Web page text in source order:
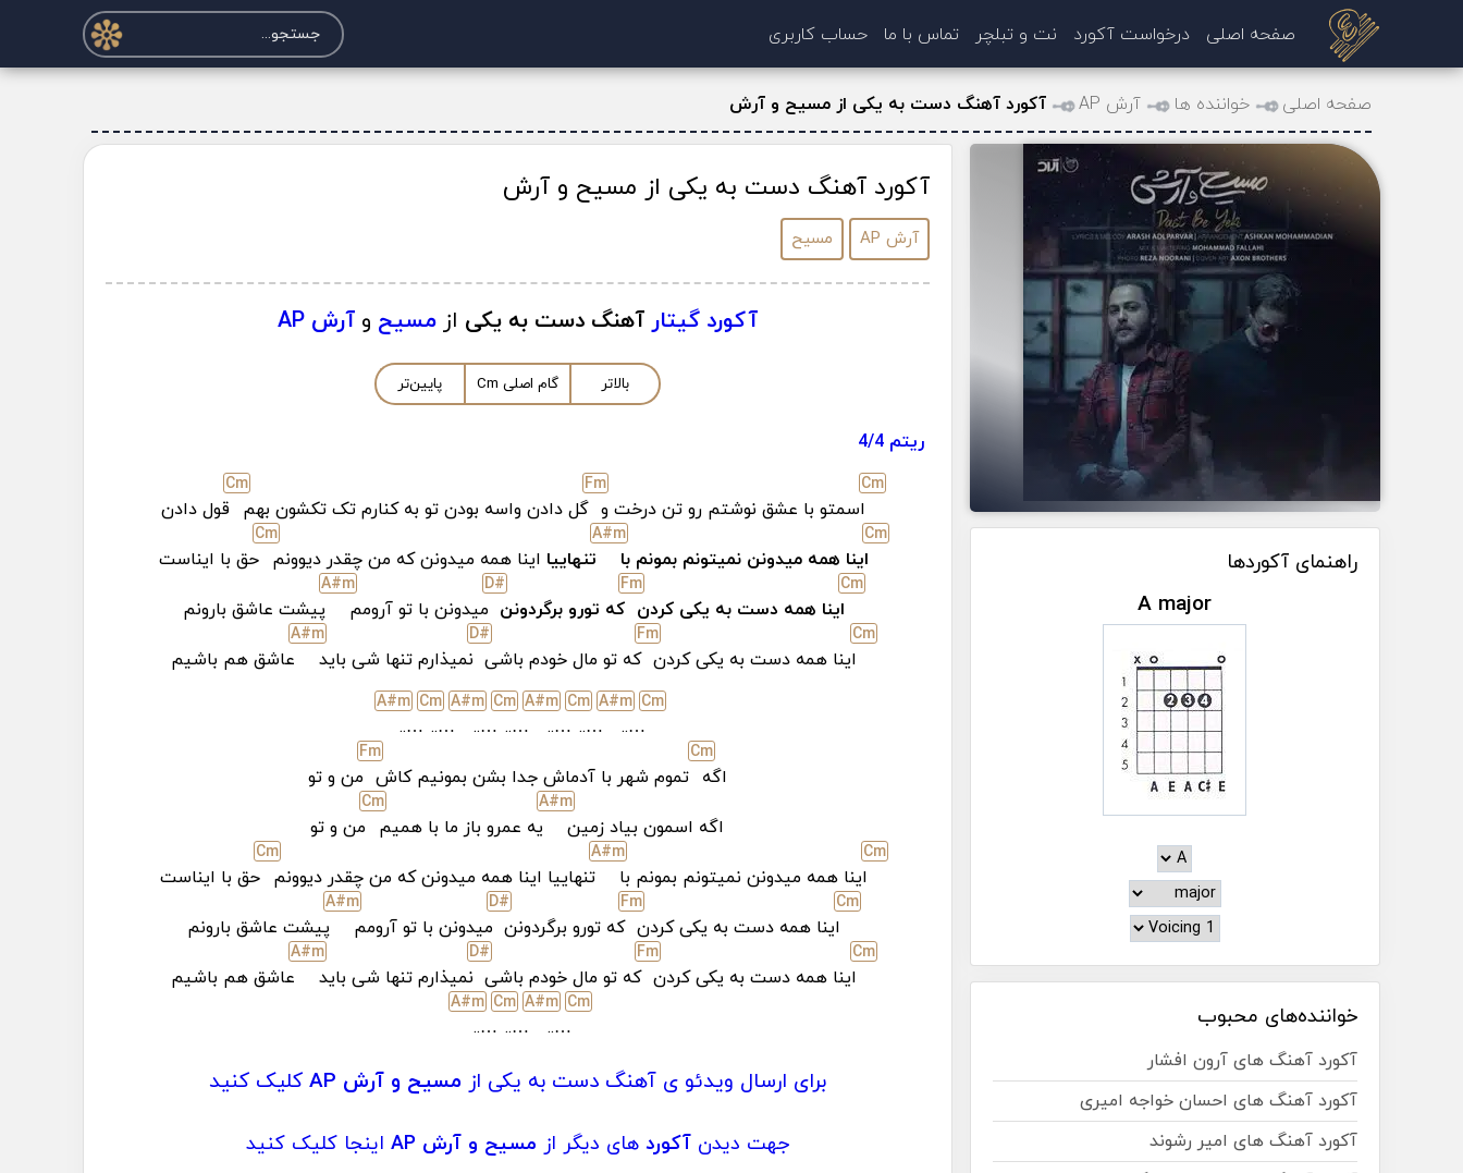
صفحه اصلی درخواست آکورد نت و تبلچر تماس با ما حساب کاربری
صفحه اصلی خواننده ها آرش AP آکورد آهنگ دست به یکی از مسیح و آرش
راهنمای آکوردها
A major
خواننده‌های محبوب
آکورد آهنگ های آرون افشار
آکورد آهنگ های احسان خواجه امیری
آکورد آهنگ های امیر رشوند
آکورد آهنگ دست به یکی از مسیح و آرش
آرش AP مسیح
آکورد گیتار آهنگ دست به یکی ازمسیح وآرش AP
بالاتر گام اصلی Cm پایین‌تر
ریتم 4/4
Cm
اسمتو با عشق نوشتم رو تن درخت و
Fm
گل دادن واسه بودن تو به کنارم تک تکشون بهم
Cm
قول دادن
Cm
اینا همه میدونن نمیتونم بمونم با
A#m
تنهاییا اینا همه میدونن که من چقدر دیوونم
Cm
حق با ایناست
Cm
اینا همه دست به یکی کردن
Fm
که تورو برگردونن
D#
میدونن با تو آرومم
A#m
پیشت عاشق بارونم
Cm
اینا همه دست به یکی کردن
Fm
که تو مال خودم باشی
D#
نمیذارم تنها شی باید
A#m
عاشق هم باشیم
Cm
…..
A#m
…..
Cm
…..
A#m
…..
Cm
…..
A#m
…..
Cm
…..
A#m
اگه
Cm
تموم شهر با آدماش جدا بشن بمونیم کاش
Fm
من و تو
اگه اسمون بیاد زمین
A#m
یه عمرو باز ما با همیم
Cm
من و تو
Cm
اینا همه میدونن نمیتونم بمونم با
A#m
تنهاییا اینا همه میدونن که من چقدر دیوونم
Cm
حق با ایناست
Cm
اینا همه دست به یکی کردن
Fm
که تورو برگردونن
D#
میدونن با تو آرومم
A#m
پیشت عاشق بارونم
Cm
اینا همه دست به یکی کردن
Fm
که تو مال خودم باشی
D#
نمیذارم تنها شی باید
A#m
عاشق هم باشیم
Cm
…..
A#m
…..
Cm
…..
A#m
برای ارسال ویدئو ی آهنگ دست به یکی ازمسیح و آرش AP کلیک کنید
جهت دیدنآکورد های دیگر از مسیح و آرش AP اینجا کلیک کنید